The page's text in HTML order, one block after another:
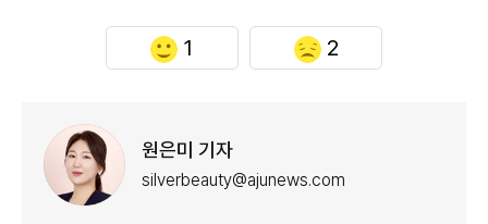
1 2
원은미 기자
silverbeauty@ajunews.com